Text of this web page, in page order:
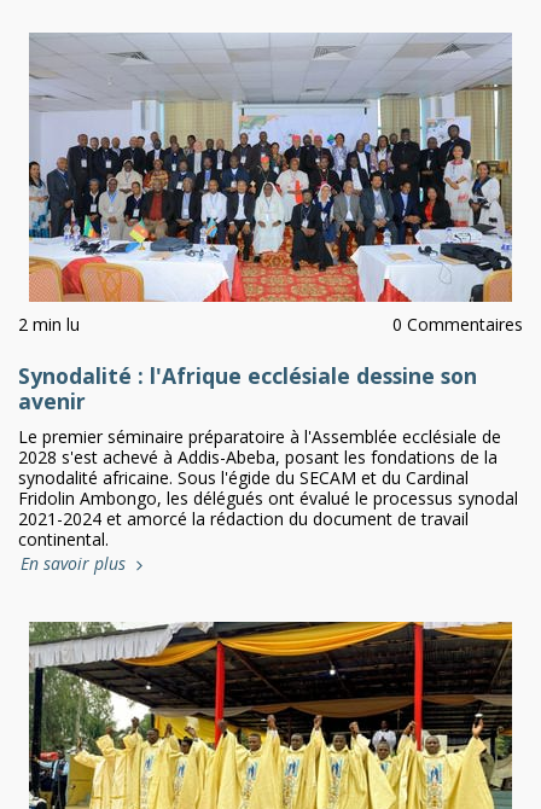
2 min lu 0 Commentaires
Synodalité : l'Afrique ecclésiale dessine son
avenir
Le premier séminaire préparatoire à l'Assemblée ecclésiale de
2028 s'est achevé à Addis-Abeba, posant les fondations de la
synodalité africaine. Sous l'égide du SECAM et du Cardinal
Fridolin Ambongo, les délégués ont évalué le processus synodal
2021-2024 et amorcé la rédaction du document de travail
continental.
En savoir plus